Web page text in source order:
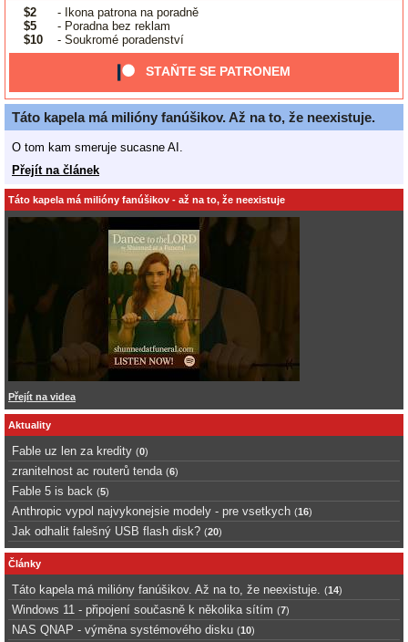
$2
- Ikona patrona na poradně
$5
- Poradna bez reklam
$10
- Soukromé poradenství
STAŇTE SE PATRONEM
Táto kapela má milióny fanúšikov. Až na to, že neexistuje.
O tom kam smeruje sucasne AI.
Přejít na článek
Táto kapela má milióny fanúšikov - až na to, že neexistuje
Přejít na videa
Aktuality
Fable uz len za kredity (0)
zranitelnost ac routerů tenda (6)
Fable 5 is back (5)
Anthropic vypol najvykonejsie modely - pre vsetkych (16)
Jak odhalit falešný USB flash disk? (20)
Články
Táto kapela má milióny fanúšikov. Až na to, že neexistuje. (14)
Windows 11 - připojení současně k několika sítím (7)
NAS QNAP - výměna systémového disku (10)